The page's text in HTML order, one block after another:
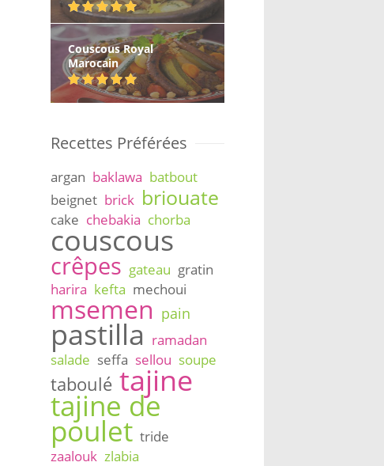
Couscous Royal
Marocain
Recettes Préférées
argan baklawa batbout
beignet brick briouate
cake chebakia chorba
couscous
crêpes gateau gratin
harira kefta mechoui
msemen pain
pastilla ramadan
salade seffa sellou soupe
taboulé tajine
tajine de
poulet tride
zaalouk zlabia